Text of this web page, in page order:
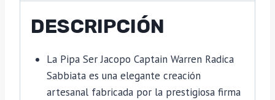
DESCRIPCIÓN
La Pipa Ser Jacopo Captain Warren Radica
Sabbiata es una elegante creación
artesanal fabricada por la prestigiosa firma